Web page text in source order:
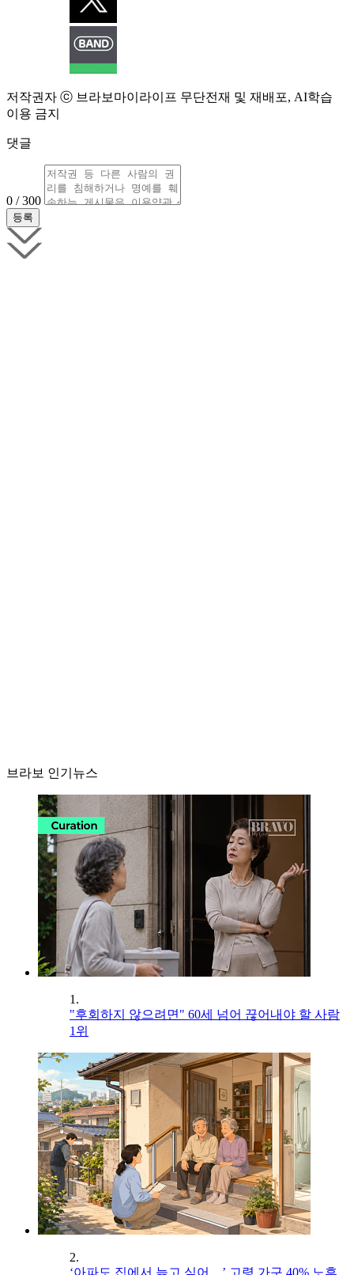
저작권자 ⓒ 브라보마이라이프 무단전재 및 재배포, AI학습
이용 금지
댓글
0 / 300
브라보 인기뉴스
1.
"후회하지 않으려면" 60세 넘어 끊어내야 할 사람
1위
2.